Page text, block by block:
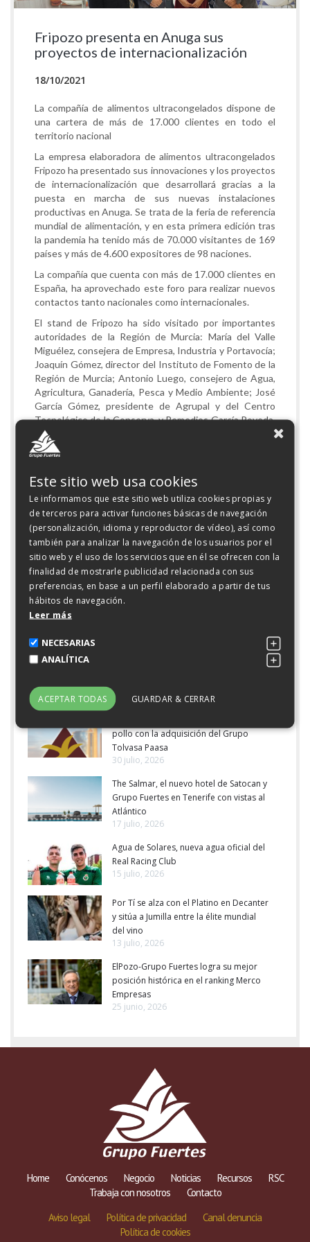
Fripozo presenta en Anuga sus
proyectos de internacionalización
18/10/2021
La compañía de alimentos ultracongelados dispone de
una cartera de más de 17.000 clientes en todo el
territorio nacional
La empresa elaboradora de alimentos ultracongelados
Fripozo ha presentado sus innovaciones y los proyectos
de internacionalización que desarrollará gracias a la
puesta en marcha de sus nuevas instalaciones
productivas en Anuga. Se trata de la feria de referencia
mundial de alimentación, y en esta primera edición tras
la pandemia ha tenido más de 70.000 visitantes de 169
países y más de 4.600 expositores de 98 naciones.
La compañía que cuenta con más de 17.000 clientes en
España, ha aprovechado este foro para realizar nuevos
contactos tanto nacionales como internacionales.
El stand de Fripozo ha sido visitado por importantes
autoridades de la Región de Murcia: María del Valle
Miguélez, consejera de Empresa, Industria y Portavocía;
Joaquín Gómez, director del Instituto de Fomento de la
Región de Murcia; Antonio Luego, consejero de Agua,
Agricultura, Ganadería, Pesca y Medio Ambiente; José
García Gómez, presidente de Agrupal y del Centro
Tecnológico de la Conserva, y Remedios García Poveda,
directora general de Agricultura, Industria Alimentaria y
Cooperativismo Agrario, entre otros.
holdings empresariales de alimentación de España.
GALERÍA
)">
Últimas Noticias
pollo con la adquisición del Grupo
Tolvasa Paasa
30 julio, 2026
The Salmar, el nuevo hotel de Satocan y
Grupo Fuertes en Tenerife con vistas al
Atlántico
17 julio, 2026
Agua de Solares, nueva agua oficial del
Real Racing Club
15 julio, 2026
Por Tí se alza con el Platino en Decanter
y sitúa a Jumilla entre la élite mundial
del vino
13 julio, 2026
ElPozo-Grupo Fuertes logra su mejor
posición histórica en el ranking Merco
Empresas
25 junio, 2026
Home Conócenos Negocio Noticias Recursos
RSC
Trabaja con nosotros
Contacto
Aviso legal
Política de privacidad
Canal denuncia
Política de cookies
Este sitio web usa cookies
Le informamos que este sitio web utiliza cookies propias y
de terceros para activar funciones básicas de navegación
(personalización, idioma y reproductor de vídeo), así como
también para analizar la navegación de los usuarios por el
sitio web y el uso de los servicios que en él se ofrecen con la
finalidad de mostrarle publicidad relacionada con sus
preferencias, en base a un perfil elaborado a partir de tus
hábitos de navegación.
Leer más
NECESARIAS
ANALÍTICA
ACEPTAR TODAS GUARDAR & CERRAR